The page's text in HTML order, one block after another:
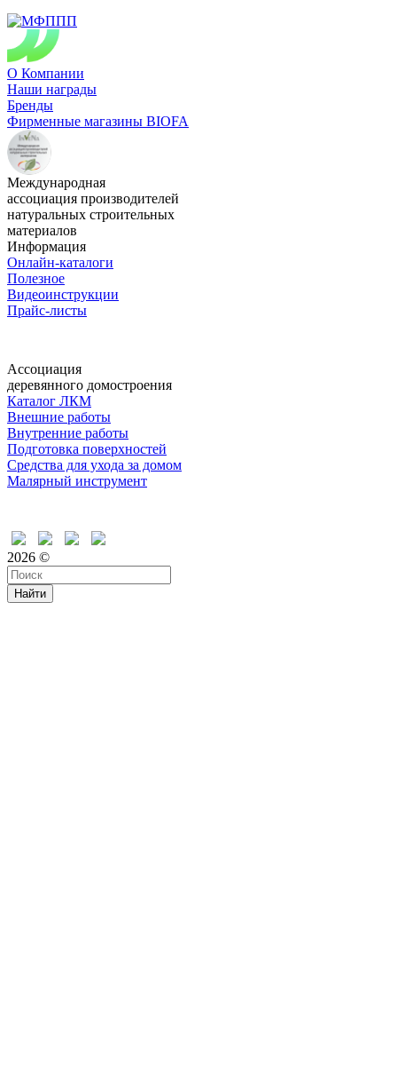
О Компании
Наши награды
Бренды
Фирменные магазины BIOFA
Международная
ассоциация производителей
натуральных строительных
материалов
Информация
Онлайн-каталоги
Полезное
Видеоинструкции
Прайс-листы
Ассоциация
деревянного домостроения
Каталог ЛКМ
Внешние работы
Внутренние работы
Подготовка поверхностей
Средства для ухода за домом
Малярный инструмент
2026 ©
Найти